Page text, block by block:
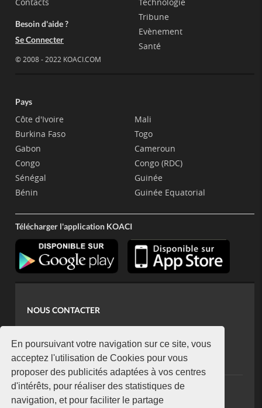
En poursuivant votre navigation sur ce site, vous
acceptez l'utilisation de Cookies pour vous
proposer des publicités adaptées à vos centres
d'intérêts, pour réaliser des statistiques de
navigation, et pour faciliter le partage
Besoin d'aide ?
Se Connecter
© 2008 - 2022 KOACI.COM
Tribune
Evènement
Santé
Pays
Côte d'Ivoire
Burkina Faso
Gabon
Congo
Sénégal
Bénin
Mali
Togo
Cameroun
Congo (RDC)
Guinée
Guinée Equatorial
Télécharger l'application KOACI
NOUS CONTACTER
koaci@yahoo.fr
+225 07 08 85 52 93
NEWSLETTER